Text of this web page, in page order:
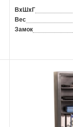
ВxШxГ
Вес
Замок